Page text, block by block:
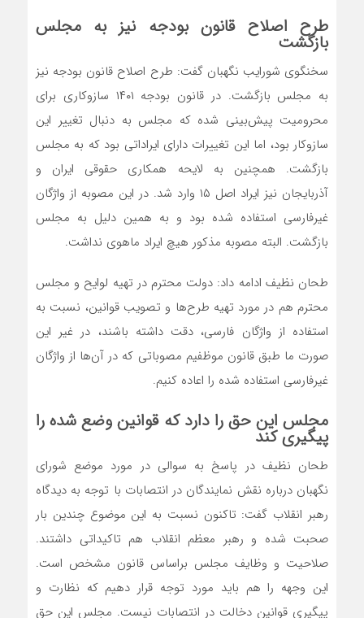
طرح اصلاح قانون بودجه نیز به مجلس
بازگشت
سخنگوی شورایب نگهبان گفت: طرح اصلاح قانون بودجه نیز
به مجلس بازگشت. در قانون بودجه ۱۴۰۱ سازوکاری برای
محرومیت پیش‌بینی شده که مجلس به دنبال تغییر این
سازوکار بود، اما این تغییرات دارای ایراداتی بود که به مجلس
بازگشت. همچنین به لایحه همکاری حقوقی ایران و
آذربایجان نیز ایراد اصل ۱۵ وارد شد. در این مصوبه از واژگان
غیرفارسی استفاده شده بود و به همین دلیل به مجلس
بازگشت. البته مصوبه مذکور هیچ ایراد ماهوی نداشت.
طحان نظیف ادامه داد: دولت محترم در تهیه لوایح و مجلس
محترم هم در مورد تهیه طرح‌ها و تصویب قوانین، نسبت به
استفاده از واژگان فارسی، دقت داشته باشند، در غیر این
صورت ما طبق قانون موظفیم مصوباتی که در آن‌ها از واژگان
غیرفارسی استفاده شده را اعاده کنیم.
مجلس این حق را دارد که قوانین وضع شده را
پیگیری کند
طحان نظیف در پاسخ به سوالی در مورد موضع شورای
نگهبان درباره نقش نمایندگان در انتصابات با توجه به دیدگاه
رهبر انقلاب گفت: تاکنون نسبت به این موضوع چندین بار
صحبت شده و رهبر معظم انقلاب هم تاکیداتی داشتند.
صلاحیت و وظایف مجلس براساس قانون مشخص است.
این وجهه را هم باید مورد توجه قرار دهیم که نظارت و
پیگیری قوانین دخالت در انتصابات نیست. مجلس این حق